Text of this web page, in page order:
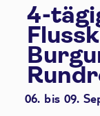
4-
06. bis 09.